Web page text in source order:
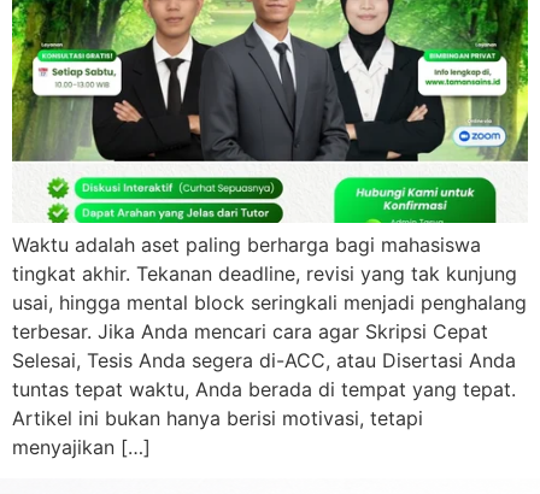
Waktu adalah aset paling berharga bagi mahasiswa
tingkat akhir. Tekanan deadline, revisi yang tak kunjung
usai, hingga mental block seringkali menjadi penghalang
terbesar. Jika Anda mencari cara agar Skripsi Cepat
Selesai, Tesis Anda segera di-ACC, atau Disertasi Anda
tuntas tepat waktu, Anda berada di tempat yang tepat.
Artikel ini bukan hanya berisi motivasi, tetapi
menyajikan […]